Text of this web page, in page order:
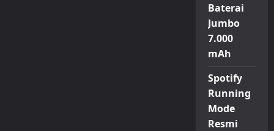
Baterai
Jumbo
7.000
mAh
Spotify
Running
Mode
Resmi